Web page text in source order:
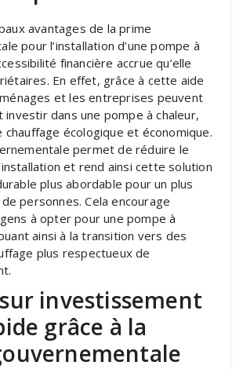
avantages de la prime
pour l’installation d’une pompe à
financière accrue qu’elle
En effet, grâce à cette aide
et les entreprises peuvent
investir dans une pompe à chaleur,
chauffage écologique et économique.
permet de réduire le
et rend ainsi cette solution
plus abordable pour un plus
personnes. Cela encourage
à opter pour une pompe à
ainsi à la transition vers des
plus respectueux de
investissement
grâce à la